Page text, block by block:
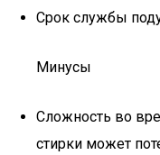
Срок службы
Минусы
Сложность во
стирки может